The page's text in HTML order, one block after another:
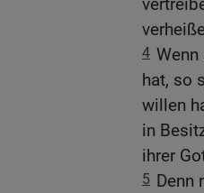
4 Wenn
hat, so
willen
in
ihrer
5 Denn